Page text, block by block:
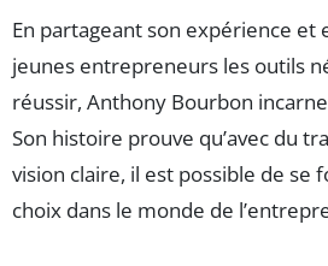
En partageant son expérience et
jeunes entrepreneurs les outils
réussir, Anthony Bourbon
Son histoire prouve qu’avec du
vision claire, il est possible de se
choix dans le monde de